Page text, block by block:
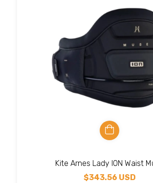
Kite Arnes Lady ION Waist
$343.56 USD